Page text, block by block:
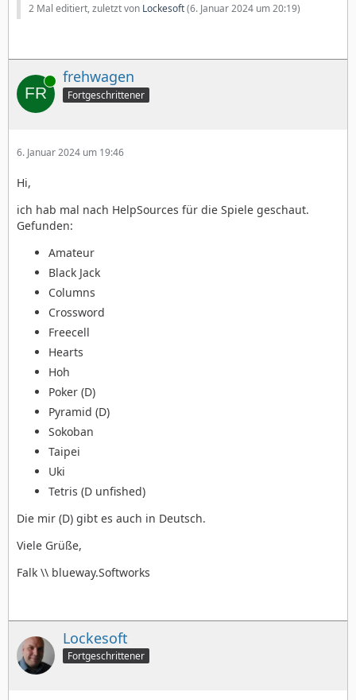
2 Mal editiert, zuletzt von Lockesoft(6. Januar 2024 um 20:19)
Online frehwagen
Fortgeschrittener
6. Januar 2024 um 19:46
Hi,
ich hab mal nach HelpSources für die Spiele geschaut.
Gefunden:
Amateur
Black Jack
Columns
Crossword
Freecell
Hearts
Hoh
Poker (D)
Pyramid (D)
Sokoban
Taipei
Uki
Tetris (D unfished)
Die mir (D) gibt es auch in Deutsch.
Viele Grüße,
Falk \\ blueway.Softworks
Lockesoft
Fortgeschrittener